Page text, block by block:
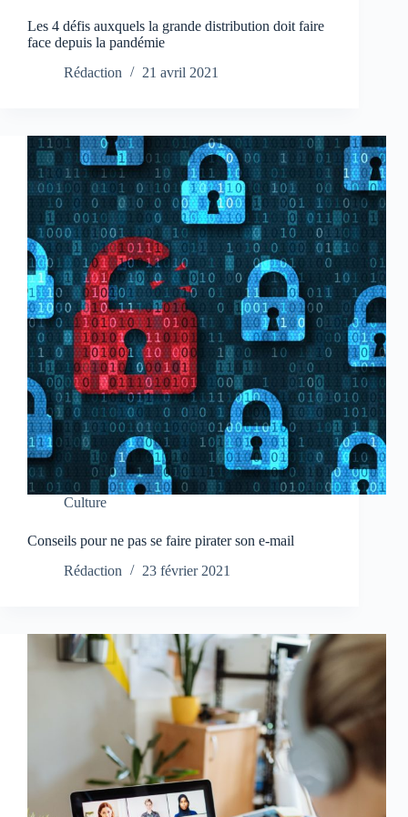
Les 4 défis auxquels la grande distribution doit faire
face depuis la pandémie
Rédaction
21 avril 2021
Culture
Conseils pour ne pas se faire pirater son e-mail
Rédaction
23 février 2021